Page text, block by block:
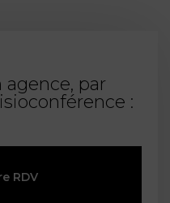
agence, par
:
RDV